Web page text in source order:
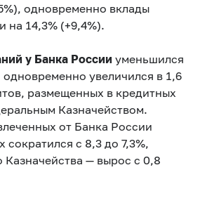
), одновременно вклады
на 14,3% (+9,4%).
у Банка России уменьшился
одновременно увеличился в 1,6
размещенных в кредитных
Казначейством.
от Банка России
сократился с 8,3 до 7,3%,
Казначейства — вырос с 0,8